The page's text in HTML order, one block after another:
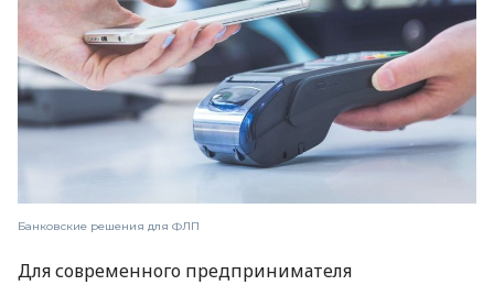
Банковские решения для ФЛП
Для современного предпринимателя